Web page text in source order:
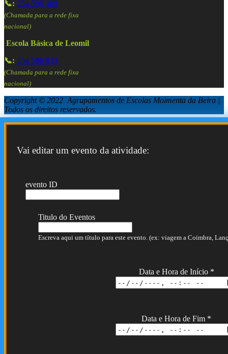
📞: 254 586 409
(Chamada para a rede fixa
nacional)
Escola Básica de Leomil
📞: 254 586 833
(Chamada para a rede fixa
nacional)
Copyright © 2022 Agrupamentos de Escolas Moimenta da Beira |
Todos os direitos reservados.
Vai editar um evento da atividade:
evento ID
Titulo do Eventos
Escreva aqui um título para este evento. (ex: viagem a Coimbra,
Data e Hora de Início *
Data e Hora de Fim *